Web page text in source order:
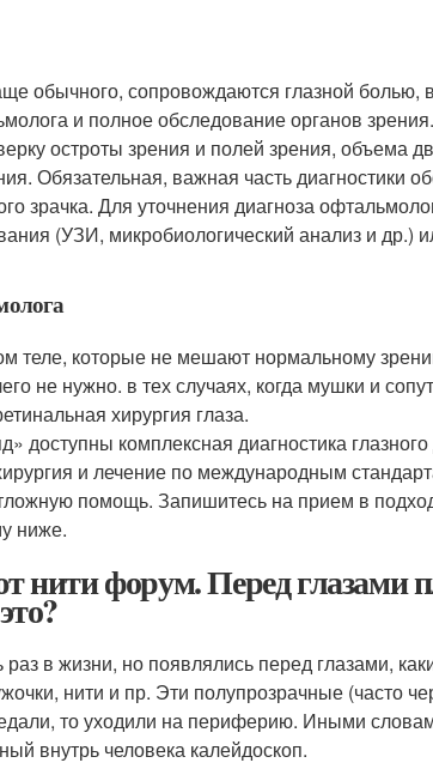
обычного, сопровождаются глазной болью,
и полное обследование органов зрения.
остроты зрения и полей зрения, объема
Обязательная, важная часть диагностики
зрачка. Для уточнения диагноза
(УЗИ, микробиологический анализ и др.)
теле, которые не мешают нормальному
не нужно. в тех случаях, когда мушки и
хирургия глаза.
доступны комплексная диагностика
и лечение по международным
помощь. Запишитесь на прием в
ниже.
нити форум. Перед глазами
раз в жизни, но появлялись перед глазами,
нити и пр. Эти полупрозрачные (часто
то уходили на периферию. Иными
внутрь человека калейдоскоп.